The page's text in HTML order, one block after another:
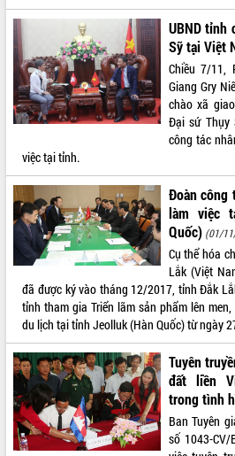
Thứ trưởng Bộ Nông nghiệp và Môi
trường Nguyễn Hoàng Hiệp khảo sát
vùng trồng và doanh nghiệp đóng gói
sầu riêng tại Đắk Lắk
Trình diễn nghệ thuật chế biến các
món ăn từ sầu riêng
Đắk Lắk công bố Quy hoạch và xúc
Ngành cá ngừ Đắk Lắk chủ động thích
ứng để giữ vững thị trường xuất khẩu
Diễn đàn Kinh tế tư nhân Việt Nam đột
phá cơ chế - Hợp tác công tư
Đề án 06 tạo bước ngoặt đột phá trong
cải cách hành chính tỉnh Đắk Lắk
Kết nối tour, đẩy mạnh chuyển đổi số
để phát triển du lịch Đắk Lắk
Khởi động Dự án Đầu tư xây dựng hạ
tầng kỹ thuật Cụm công nghiệp Tân
Tiến
Gặp mặt các cơ quan báo chí nhân Kỷ
niệm 101 năm Ngày Báo chí Cách
mạng Việt Nam
Đắk Lắk sơ kết 4 năm triển khai thực
UBND tỉnh
Sỹ tại Việt
Chiều 7/11,
Giang Gry
chào xã
Đại sứ Thụy
công tác
việc tại tỉnh.
Đoàn công
làm việc
Quốc) (01/
Cụ thể hóa
Lắk (Việt
đã được ký vào tháng 12/2017, tỉnh Đắk
tỉnh tham gia Triển lãm sản phẩm lên
du lịch tại tỉnh Jeolluk (Hàn Quốc) từ ngày
Tuyên
đất liền
trong tình
Ban Tuyên
số 1043-CV/